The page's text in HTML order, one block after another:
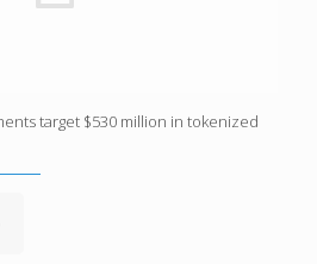
target $530 million in tokenized